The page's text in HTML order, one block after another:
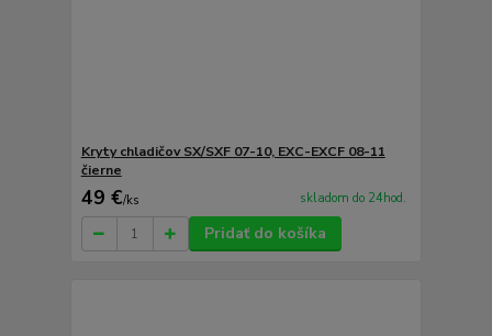
Kryty chladičov SX/SXF 07-10, EXC-EXCF 08-11
čierne
49 €/ks skladom do 24hod.
Pridať do košíka